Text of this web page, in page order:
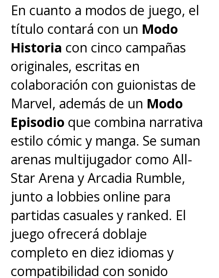
En cuanto a modos de juego, el
título contará con un Modo
Historia con cinco campañas
originales, escritas en
colaboración con guionistas de
Marvel, además de un Modo
Episodio que combina narrativa
estilo cómic y manga. Se suman
arenas multijugador como All-
Star Arena y Arcadia Rumble,
junto a lobbies online para
partidas casuales y ranked. El
juego ofrecerá doblaje
completo en diez idiomas y
compatibilidad con sonido